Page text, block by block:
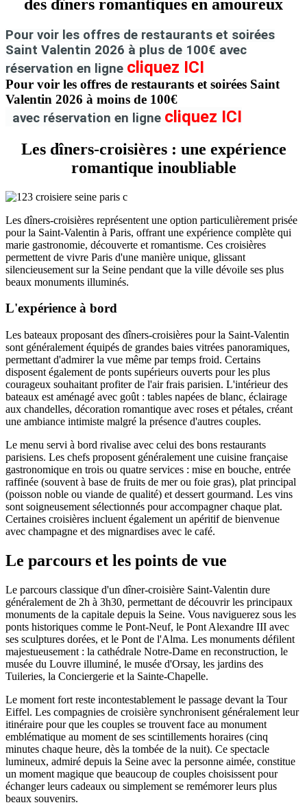
des dîners romantiques en amoureux
Pour voir les offres de restaurants et soirées
Saint Valentin 2026 à plus de 100€ avec
réservation en ligne cliquez ICI
Pour voir les offres de restaurants et soirées Saint
Valentin 2026 à moins de 100€
avec réservation en ligne cliquez ICI
Les dîners-croisières : une expérience
romantique inoubliable
Les dîners-croisières représentent une option particulièrement prisée
pour la Saint-Valentin à Paris, offrant une expérience complète qui
marie gastronomie, découverte et romantisme. Ces croisières
permettent de vivre Paris d'une manière unique, glissant
silencieusement sur la Seine pendant que la ville dévoile ses plus
beaux monuments illuminés.
L'expérience à bord
Les bateaux proposant des dîners-croisières pour la Saint-Valentin
sont généralement équipés de grandes baies vitrées panoramiques,
permettant d'admirer la vue même par temps froid. Certains
disposent également de ponts supérieurs ouverts pour les plus
courageux souhaitant profiter de l'air frais parisien. L'intérieur des
bateaux est aménagé avec goût : tables napées de blanc, éclairage
aux chandelles, décoration romantique avec roses et pétales, créant
une ambiance intimiste malgré la présence d'autres couples.
Le menu servi à bord rivalise avec celui des bons restaurants
parisiens. Les chefs proposent généralement une cuisine française
gastronomique en trois ou quatre services : mise en bouche, entrée
raffinée (souvent à base de fruits de mer ou foie gras), plat principal
(poisson noble ou viande de qualité) et dessert gourmand. Les vins
sont soigneusement sélectionnés pour accompagner chaque plat.
Certaines croisières incluent également un apéritif de bienvenue
avec champagne et des mignardises avec le café.
Le parcours et les points de vue
Le parcours classique d'un dîner-croisière Saint-Valentin dure
généralement de 2h à 3h30, permettant de découvrir les principaux
monuments de la capitale depuis la Seine. Vous naviguerez sous les
ponts historiques comme le Pont-Neuf, le Pont Alexandre III avec
ses sculptures dorées, et le Pont de l'Alma. Les monuments défilent
majestueusement : la cathédrale Notre-Dame en reconstruction, le
musée du Louvre illuminé, le musée d'Orsay, les jardins des
Tuileries, la Conciergerie et la Sainte-Chapelle.
Le moment fort reste incontestablement le passage devant la Tour
Eiffel. Les compagnies de croisière synchronisent généralement leur
itinéraire pour que les couples se trouvent face au monument
emblématique au moment de ses scintillements horaires (cinq
minutes chaque heure, dès la tombée de la nuit). Ce spectacle
lumineux, admiré depuis la Seine avec la personne aimée, constitue
un moment magique que beaucoup de couples choisissent pour
échanger leurs cadeaux ou simplement se remémorer leurs plus
beaux souvenirs.